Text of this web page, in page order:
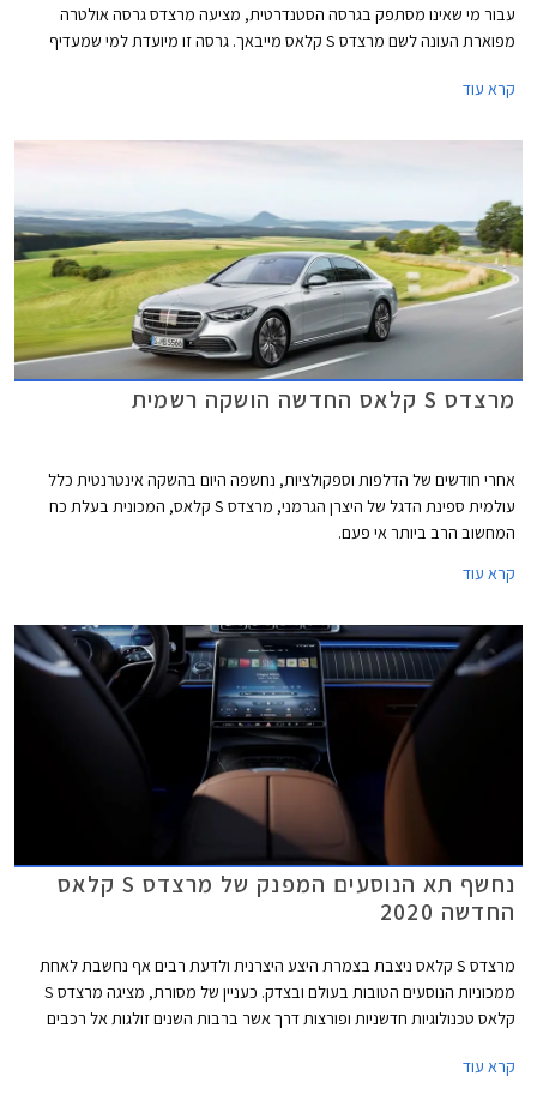
עבור מי שאינו מסתפק בגרסה הסטנדרטית, מציעה מרצדס גרסה אולטרה
מפוארת העונה לשם מרצדס S קלאס מייבאך. גרסה זו מיועדת למי שמעדיף
קרא עוד
מרצדס S קלאס החדשה הושקה רשמית
אחרי חודשים של הדלפות וספקולציות, נחשפה היום בהשקה אינטרנטית כלל
עולמית ספינת הדגל של היצרן הגרמני, מרצדס S קלאס, המכונית בעלת כח
המחשוב הרב ביותר אי פעם.
קרא עוד
נחשף תא הנוסעים המפנק של מרצדס S קלאס
החדשה 2020
מרצדס S קלאס ניצבת בצמרת היצע היצרנית ולדעת רבים אף נחשבת לאחת
ממכוניות הנוסעים הטובות בעולם ובצדק. כעניין של מסורת, מציגה מרצדס S
קלאס טכנולוגיות חדשניות ופורצות דרך אשר ברבות השנים זולגות אל רכבים
לראשונה את כרית האוויר ואת מערכת בקרת השיוט האדפטיבית.
קרא עוד